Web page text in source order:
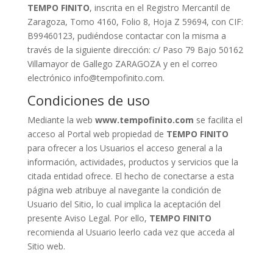
TEMPO FINITO, inscrita en el Registro Mercantil de
Zaragoza, Tomo 4160, Folio 8, Hoja Z 59694, con CIF:
B99460123, pudiéndose contactar con la misma a
través de la siguiente dirección: c/ Paso 79 Bajo 50162
Villamayor de Gallego ZARAGOZA y en el correo
electrónico info@tempofinito.com.
Condiciones de uso
Mediante la web www.tempofinito.com se facilita el
acceso al Portal web propiedad de TEMPO FINITO
para ofrecer a los Usuarios el acceso general a la
información, actividades, productos y servicios que la
citada entidad ofrece. El hecho de conectarse a esta
página web atribuye al navegante la condición de
Usuario del Sitio, lo cual implica la aceptación del
presente Aviso Legal. Por ello, TEMPO FINITO
recomienda al Usuario leerlo cada vez que acceda al
Sitio web.